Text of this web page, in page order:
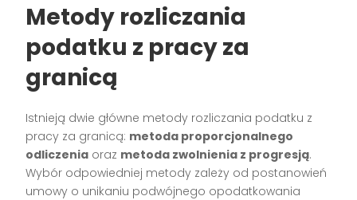
Metody rozliczania
podatku z pracy za
granicą
Istnieją dwie główne metody rozliczania podatku z
pracy za granicą: metoda proporcjonalnego
odliczenia oraz metoda zwolnienia z progresją.
Wybór odpowiedniej metody zależy od postanowień
umowy o unikaniu podwójnego opodatkowania